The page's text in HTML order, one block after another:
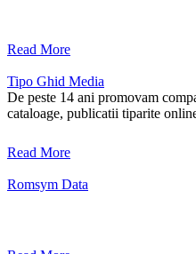
Read More
Tipo Ghid Media
De peste 14 ani promovam
cataloage, publicatii tiparite
Read More
Romsym Data